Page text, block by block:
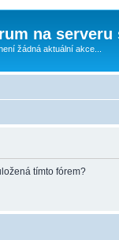
na serveru
žádná aktuální akce...
tímto fórem?